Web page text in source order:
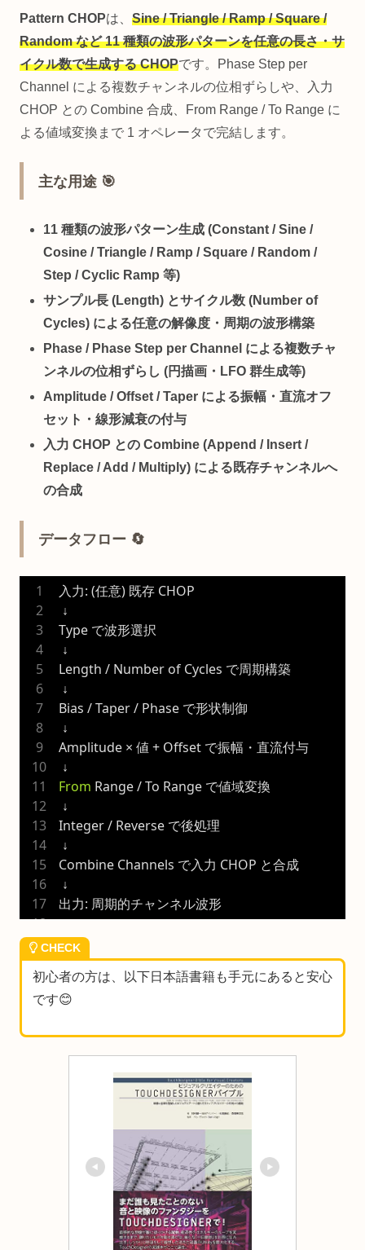
Pattern CHOPは、 Sine / Triangle / Ramp / Square /
Random など 11 種類の波形パターンを任意の長さ・サ
イクル数で生成する CHOPです。Phase Step per
Channel による複数チャンネルの位相ずらしや、入力
CHOP との Combine 合成、From Range / To Range に
よる値域変換まで 1 オペレータで完結します。
主な用途 🎯
11 種類の波形パターン生成 (Constant / Sine /
Cosine / Triangle / Ramp / Square / Random /
Step / Cyclic Ramp 等)
サンプル長 (Length) とサイクル数 (Number of
Cycles) による任意の解像度・周期の波形構築
Phase / Phase Step per Channel による複数チャ
ンネルの位相ずらし (円描画・LFO 群生成等)
Amplitude / Offset / Taper による振幅・直流オフ
セット・線形減衰の付与
入力 CHOP との Combine (Append / Insert /
Replace / Add / Multiply) による既存チャンネルへ
の合成
データフロー 🔄
入力: (任意) 既存 CHOP
↓
Type で波形選択
↓
Length / Number of Cycles で周期構築
↓
Bias / Taper / Phase で形状制御
↓
Amplitude × 値 + Offset で振幅・直流付与
↓
From Range / To Range で値域変換
↓
Integer / Reverse で後処理
↓
Combine Channels で入力 CHOP と合成
↓
出力: 周期的チャンネル波形
CHECK
初心者の方は、以下日本語書籍も手元にあると安心
です😊